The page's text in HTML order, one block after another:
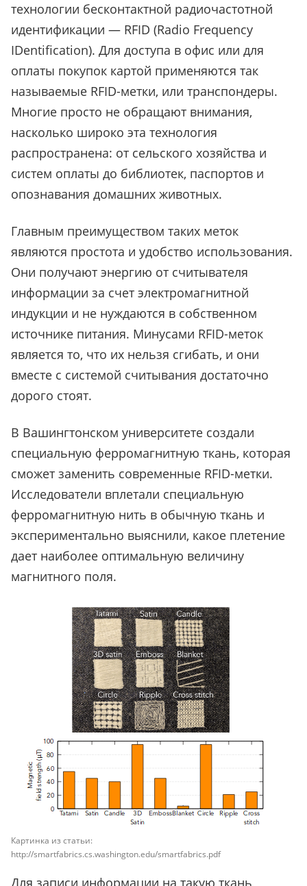
технологии бесконтактной радиочастотной
идентификации — RFID (Radio Frequency
IDentification). Для доступа в офис или для
оплаты покупок картой применяются так
называемые RFID-метки, или транспондеры.
Многие просто не обращают внимания,
насколько широко эта технология
распространена: от сельского хозяйства и
систем оплаты до библиотек, паспортов и
опознавания домашних животных.
Главным преимуществом таких меток
являются простота и удобство использования.
Они получают энергию от считывателя
информации за счет электромагнитной
индукции и не нуждаются в собственном
источнике питания. Минусами RFID-меток
является то, что их нельзя сгибать, и они
вместе с системой считывания достаточно
дорого стоят.
В Вашингтонском университете создали
специальную ферромагнитную ткань, которая
сможет заменить современные RFID-метки.
Исследователи вплетали специальную
ферромагнитную нить в обычную ткань и
экспериментально выяснили, какое плетение
дает наиболее оптимальную величину
магнитного поля.
Картинка из статьи:
http://smartfabrics.cs.washington.edu/smartfabrics.pdf